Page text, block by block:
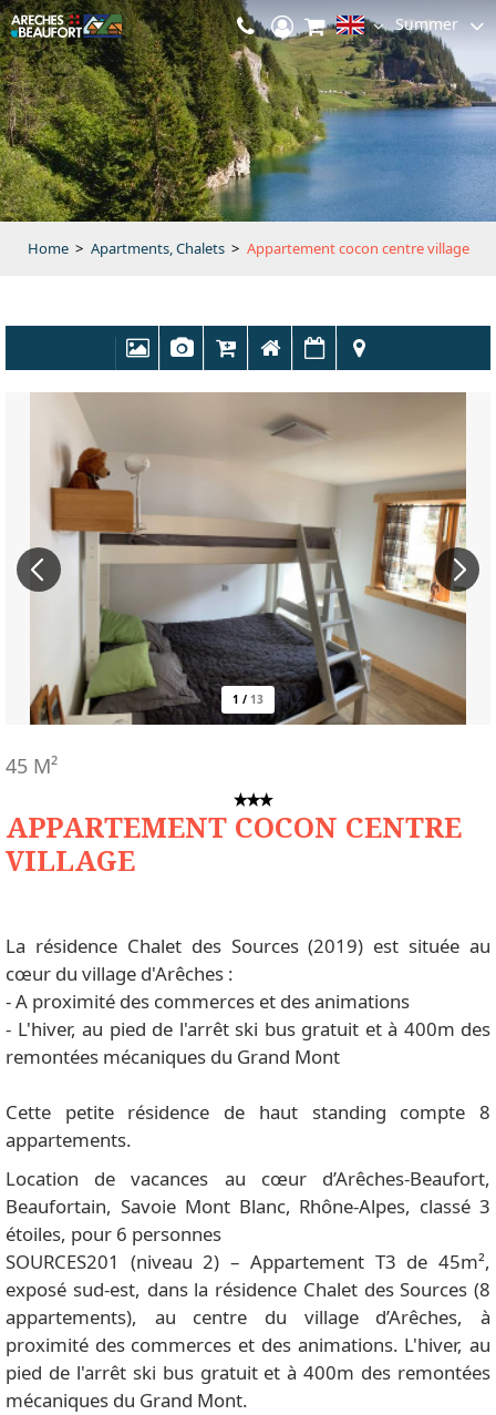
Summer
Home > Apartments, Chalets > Appartement cocon centre village
1 / 13
APPARTEMENT COCON CENTRE
VILLAGE
45 M²
La résidence Chalet des Sources (2019) est située au
cœur du village d'Arêches :
- A proximité des commerces et des animations
- L'hiver, au pied de l'arrêt ski bus gratuit et à 400m des
remontées mécaniques du Grand Mont
Cette petite résidence de haut standing compte 8
appartements.
Location de vacances au cœur d’Arêches-Beaufort,
Beaufortain, Savoie Mont Blanc, Rhône-Alpes, classé 3
étoiles, pour 6 personnes
SOURCES201 (niveau 2) – Appartement T3 de 45m²,
exposé sud-est, dans la résidence Chalet des Sources (8
appartements), au centre du village d’Arêches, à
proximité des commerces et des animations. L'hiver, au
pied de l'arrêt ski bus gratuit et à 400m des remontées
mécaniques du Grand Mont.